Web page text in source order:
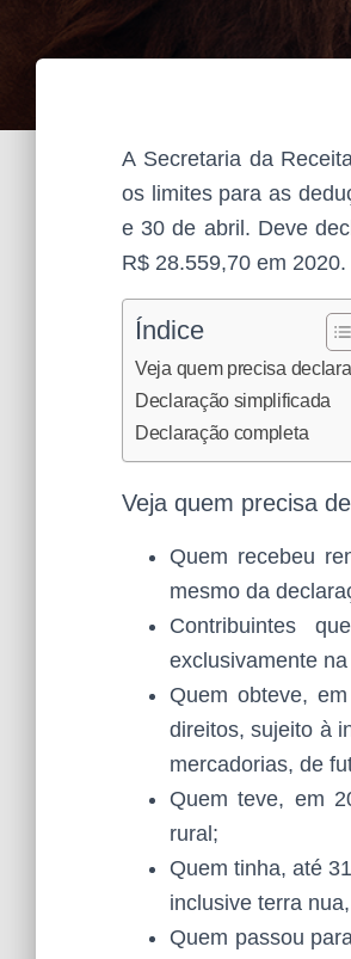
A Secretaria da
os limites para as
e 30 de abril. Deve
R$ 28.559,70 em 2020.
Índice
Veja quem precisa
Declaração simplificada
Declaração completa
Veja quem precisa
Quem recebeu
mesmo da
Contribuintes
exclusivamente
Quem obteve,
direitos, sujeito à
mercadorias, de
Quem teve, em
rural;
Quem tinha, até
inclusive terra
Quem passou